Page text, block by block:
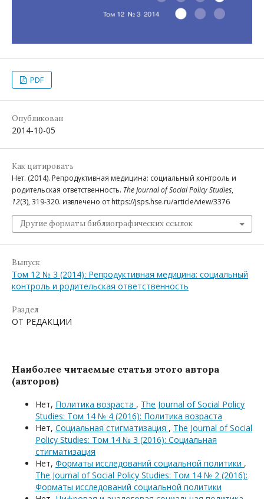
PDF
Опубликован
2014-10-05
Как цитировать
Нет. (2014). Репродуктивная медицина: социальный контроль и
родительская ответственность. The Journal of Social Policy Studies,
12(3), 319-320. извлечено от https://jsps.hse.ru/article/view/3376
Другие форматы библиографических ссылок
Выпуск
Том 12 № 3 (2014): Репродуктивная медицина: социальный
контроль и родительская ответственность
Раздел
ОТ РЕДАКЦИИ
Наиболее читаемые статьи этого автора
(авторов)
Нет, Политика возраста , The Journal of Social Policy
Studies: Том 14 № 4 (2016): Политика возраста
Нет, Социальная стигматизация , The Journal of Social
Policy Studies: Том 14 № 3 (2016): Социальная
стигматизация
Нет, Форматы исследований социальной политики ,
The Journal of Social Policy Studies: Том 14 № 2 (2016):
Форматы исследований социальной политики